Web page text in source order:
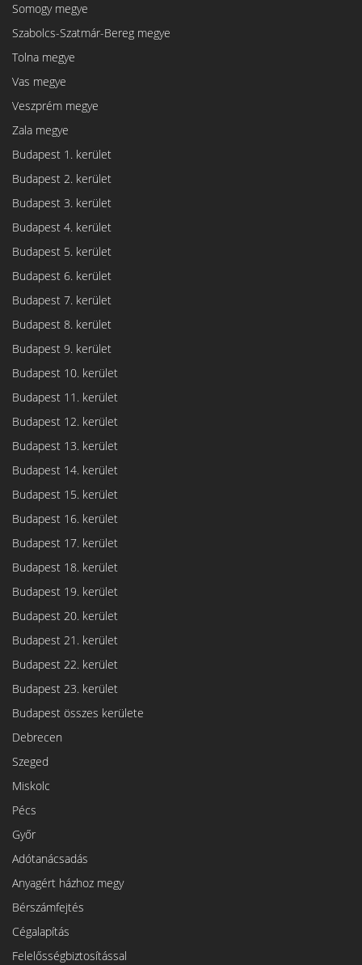
Somogy megye
Szabolcs-Szatmár-Bereg megye
Tolna megye
Vas megye
Veszprém megye
Zala megye
Budapest 1. kerület
Budapest 2. kerület
Budapest 3. kerület
Budapest 4. kerület
Budapest 5. kerület
Budapest 6. kerület
Budapest 7. kerület
Budapest 8. kerület
Budapest 9. kerület
Budapest 10. kerület
Budapest 11. kerület
Budapest 12. kerület
Budapest 13. kerület
Budapest 14. kerület
Budapest 15. kerület
Budapest 16. kerület
Budapest 17. kerület
Budapest 18. kerület
Budapest 19. kerület
Budapest 20. kerület
Budapest 21. kerület
Budapest 22. kerület
Budapest 23. kerület
Budapest összes kerülete
Debrecen
Szeged
Miskolc
Pécs
Győr
Adótanácsadás
Anyagért házhoz megy
Bérszámfejtés
Cégalapítás
Felelősségbiztosítással